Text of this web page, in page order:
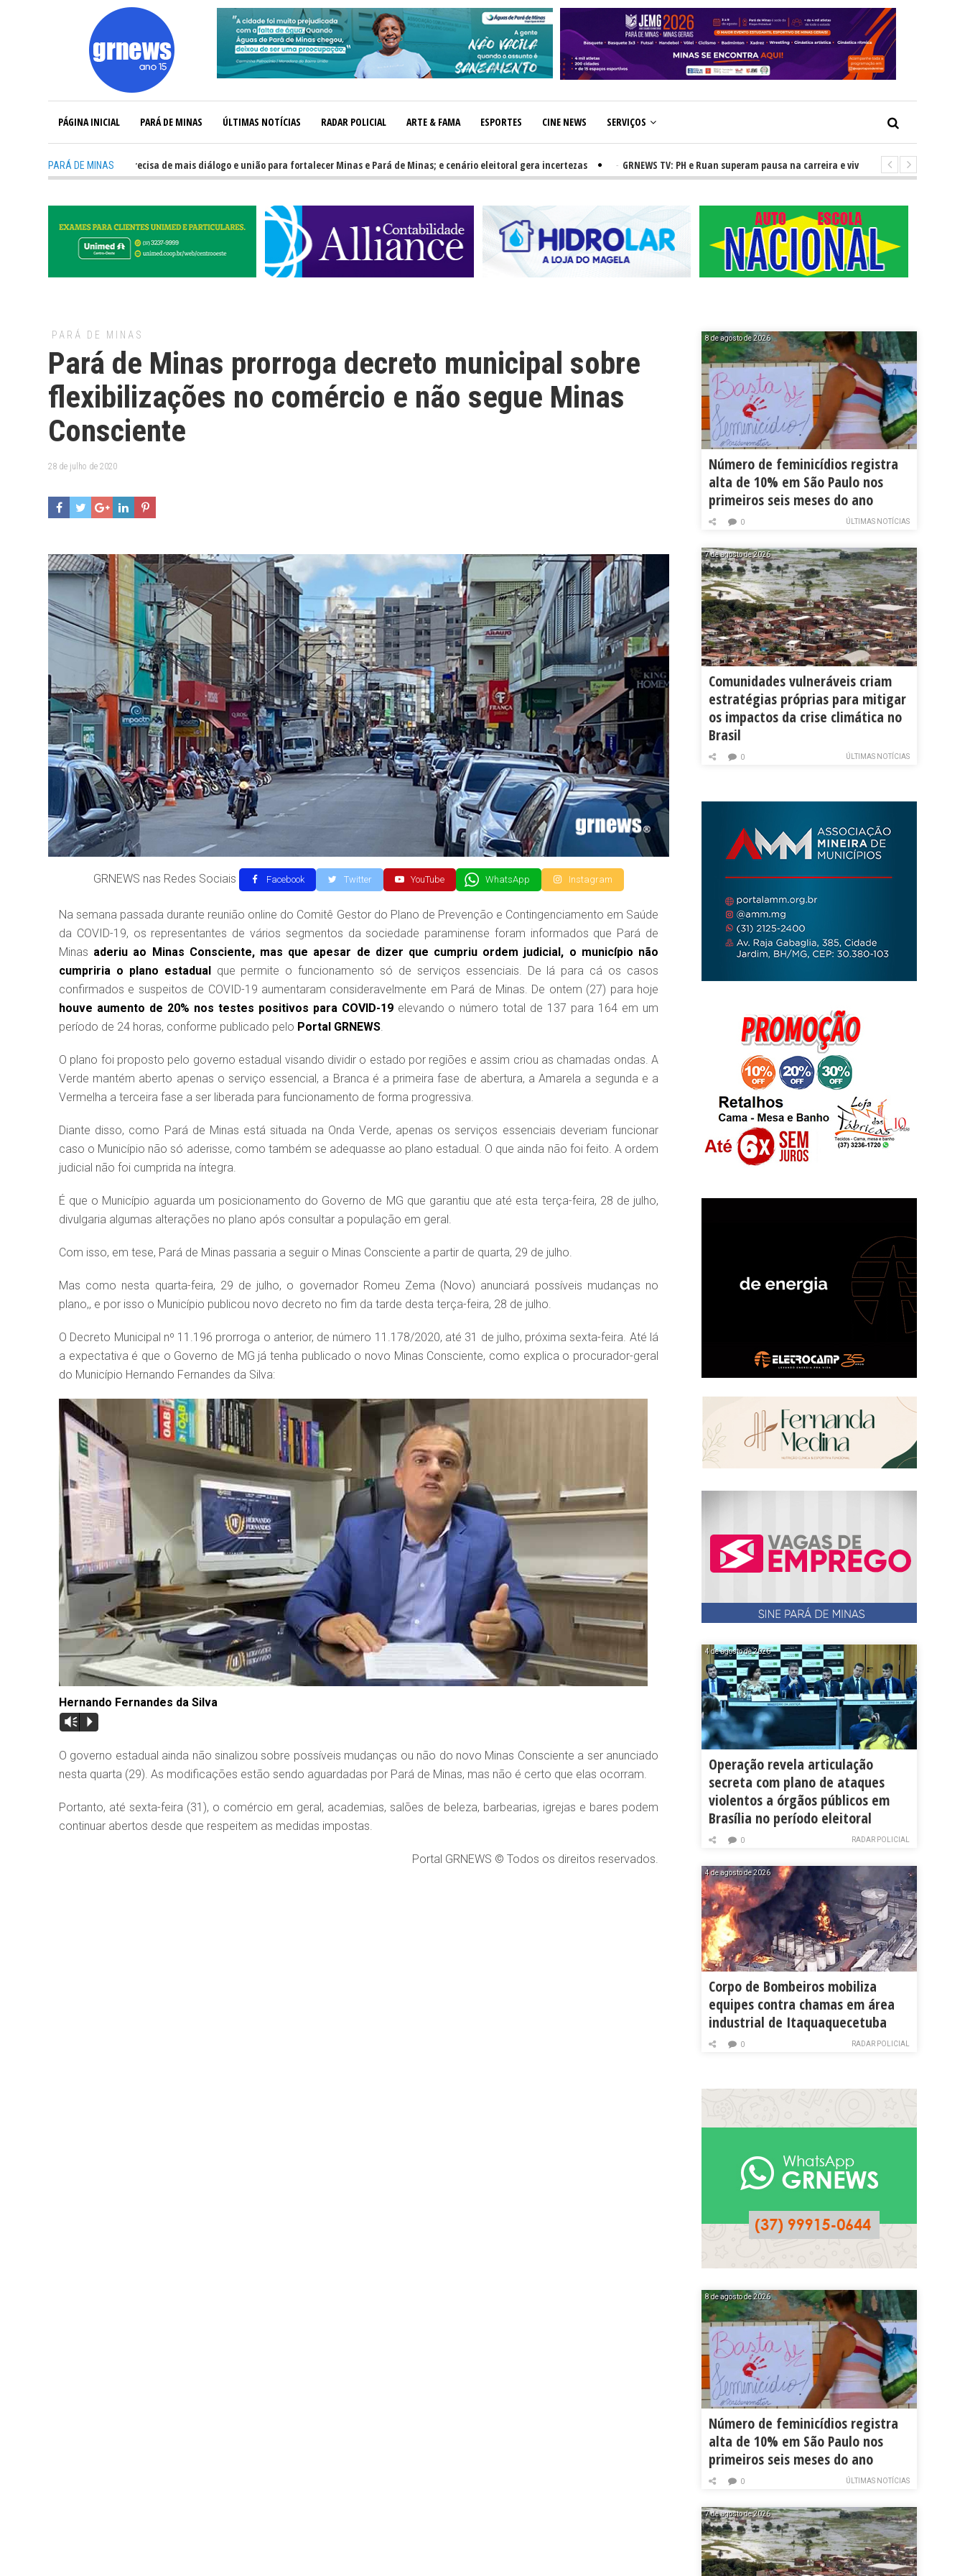
PÁGINA INICIAL PARÁ DE MINAS ÚLTIMAS NOTÍCIAS RADAR POLICIAL ARTE & FAMA ESPORTES CINE NEWS SERVIÇOS
PARÁ DE MINAS
GRNEWS TV: Política precisa de mais diálogo e união para fortalecer Minas e Pará de Minas; e cenário eleitoral gera incertezas - GRNEWS TV: PH e Ruan superam pausa na carreira e vivem ascensão no cenário
PARÁ DE MINAS
Pará de Minas prorroga decreto municipal sobre
flexibilizações no comércio e não segue Minas
Consciente
28 de julho de 2020
GRNEWS nas Redes Sociais Facebook Twitter YouTube WhatsApp Instagram
Na semana passada durante reunião online do Comitê Gestor do Plano de Prevenção e Contingenciamento em Saúde
da COVID-19, os representantes de vários segmentos da sociedade paraminense foram informados que Pará de
Minas aderiu ao Minas Consciente, mas que apesar de dizer que cumpriu ordem judicial, o município não
cumpriria o plano estadual
que permite o funcionamento só de serviços essenciais. De lá para cá os casos
confirmados e suspeitos de COVID-19 aumentaram consideravelmente em Pará de Minas. De ontem (27) para hoje
houve aumento de 20% nos testes positivos para COVID-19elevando o número total de 137 para 164 em um
período de 24 horas, conforme publicado pelo Portal GRNEWS.
O plano foi proposto pelo governo estadual visando dividir o estado por regiões e assim criou as chamadas ondas. A
Verde mantém aberto apenas o serviço essencial, a Branca é a primeira fase de abertura, a Amarela a segunda e a
Vermelha a terceira fase a ser liberada para funcionamento de forma progressiva.
Diante disso, como Pará de Minas está situada na Onda Verde, apenas os serviços essenciais deveriam funcionar
caso o Município não só aderisse, como também se adequasse ao plano estadual. O que ainda não foi feito. A ordem
judicial não foi cumprida na íntegra.
É que o Município aguarda um posicionamento do Governo de MG que garantiu que até esta terça-feira, 28 de julho,
divulgaria algumas alterações no plano após consultar a população em geral.
Com isso, em tese, Pará de Minas passaria a seguir o Minas Consciente a partir de quarta, 29 de julho.
Mas como nesta quarta-feira, 29 de julho, o governador Romeu Zema (Novo) anunciará possíveis mudanças no
plano,, e por isso o Município publicou novo decreto no fim da tarde desta terça-feira, 28 de julho.
O Decreto Municipal nº 11.196 prorroga o anterior, de número 11.178/2020, até 31 de julho, próxima sexta-feira. Até lá
a expectativa é que o Governo de MG já tenha publicado o novo Minas Consciente, como explica o procurador-geral
do Município Hernando Fernandes da Silva:
Hernando Fernandes da Silva
Vm P
O governo estadual ainda não sinalizou sobre possíveis mudanças ou não do novo Minas Consciente a ser anunciado
nesta quarta (29). As modificações estão sendo aguardadas por Pará de Minas, mas não é certo que elas ocorram.
Portanto, até sexta-feira (31), o comércio em geral, academias, salões de beleza, barbearias, igrejas e bares podem
continuar abertos desde que respeitem as medidas impostas.
Portal GRNEWS © Todos os direitos reservados.
8 de agosto de 2026
Número de feminicídios registra
alta de 10% em São Paulo nos
primeiros seis meses do ano
ÚLTIMAS NOTÍCIAS
0
7 de agosto de 2026
Comunidades vulneráveis criam
estratégias próprias para mitigar
os impactos da crise climática no
Brasil
ÚLTIMAS NOTÍCIAS
0
4 de agosto de 2026
Operação revela articulação
secreta com plano de ataques
violentos a órgãos públicos em
Brasília no período eleitoral
RADAR POLICIAL
0
4 de agosto de 2026
Corpo de Bombeiros mobiliza
equipes contra chamas em área
industrial de Itaquaquecetuba
RADAR POLICIAL
0
8 de agosto de 2026
Número de feminicídios registra
alta de 10% em São Paulo nos
primeiros seis meses do ano
ÚLTIMAS NOTÍCIAS
0
7 de agosto de 2026